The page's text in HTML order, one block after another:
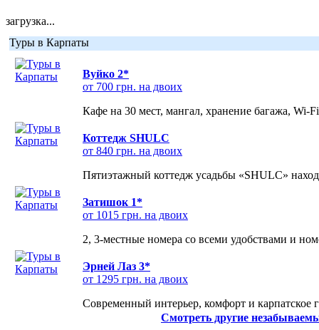
загрузка...
Туры в Карпаты
Вуйко 2*
от 700 грн. на двоих
Кафе на 30 мест, мангал, хранение багажа, Wi-
Коттедж SHULC
от 840 грн. на двоих
Пятиэтажный коттедж усадьбы «SHULC»
Затишок 1*
от 1015 грн. на двоих
2, 3-местные номера со всеми удобствами и
Эрней Лаз 3*
от 1295 грн. на двоих
Современный интерьер, комфорт и карпатское
Смотреть другие